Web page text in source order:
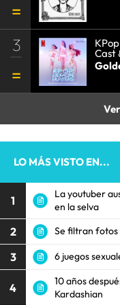
3
Cast
LO MÁS VISTO EN...
1
La youtuber
en la selva
2 Se filtran fotos
3 6 juegos
4
10 años
Kardashian